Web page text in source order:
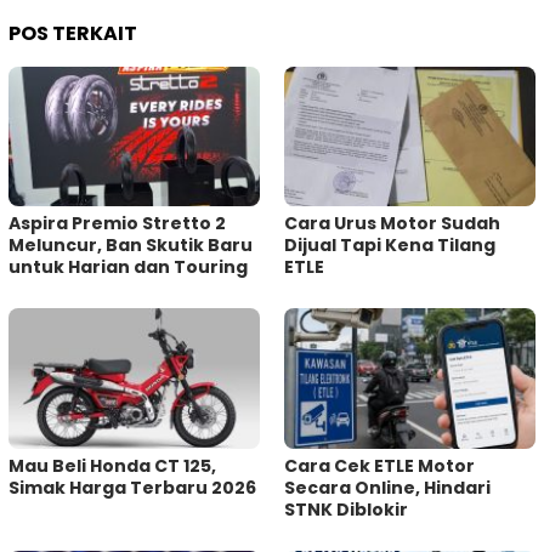
POS TERKAIT
Aspira Premio Stretto 2
Meluncur, Ban Skutik Baru
untuk Harian dan Touring
Cara Urus Motor Sudah
Dijual Tapi Kena Tilang
ETLE
Mau Beli Honda CT 125,
Simak Harga Terbaru 2026
Cara Cek ETLE Motor
Secara Online, Hindari
STNK Diblokir